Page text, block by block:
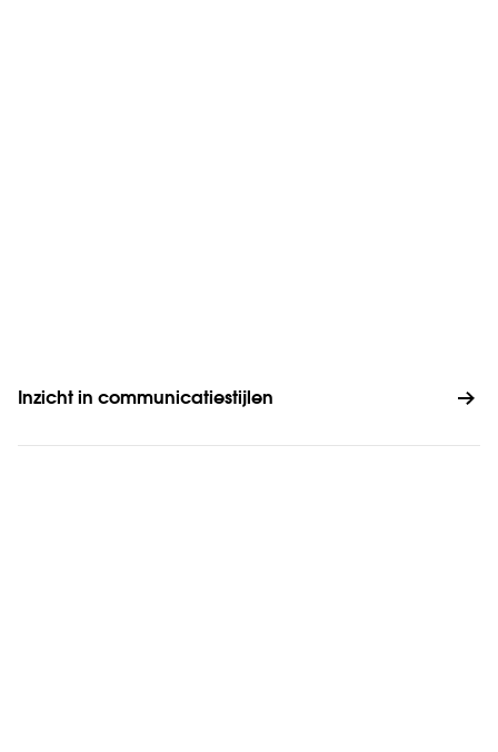
Inzicht in communicatiestijlen